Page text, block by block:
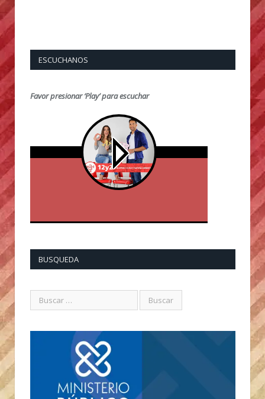
ESCUCHANOS
Favor presionar ‘Play’ para escuchar
BUSQUEDA